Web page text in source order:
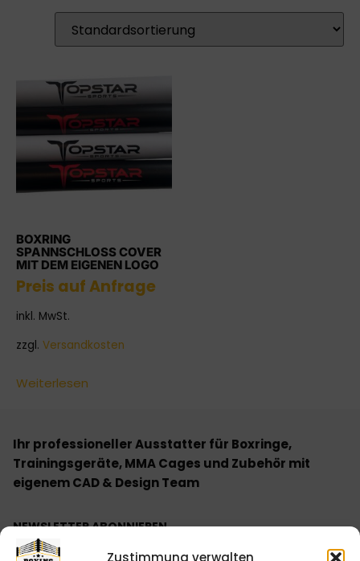
Zustimmung verwalten
BOXRING
SPANNSCHLOSS COVER
MIT DEM EIGENEN LOGO
Preis auf Anfrage
inkl. MwSt.
zzgl. Versandkosten
Weiterlesen
Ihr professioneller Ausstatter für Boxringe,
Trainingsgeräte, MMA Cages und Zubehör mit
eigenem CAD & Design Team
NEWSLETTER ABONNIEREN
Bitte senden Sie mir entsprechend Ihrer